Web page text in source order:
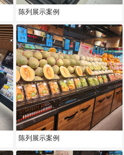
陈列展示案例
陈列展示案例